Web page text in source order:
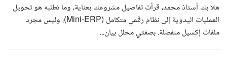
هلا بك أستاذ محمد، قرأت تفاصيل مشروعك بعناية، وما تطلبه هو تحويل
العمليات اليدوية إلى نظام رقمي متكامل (Mini-ERP)، وليس مجرد
ملفات إكسيل منفصلة. بصفتي محلل بيان...